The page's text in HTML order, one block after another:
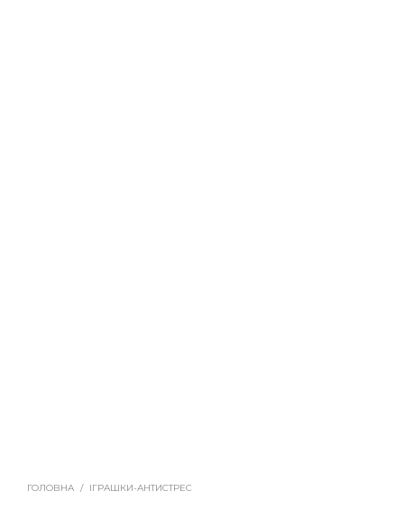
ГОЛОВНА / ІГРАШКИ-АНТИСТРЕС